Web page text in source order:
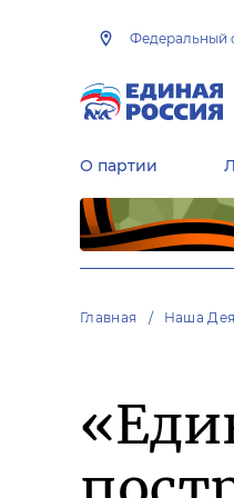
Федеральный
О партии
Главная Наша